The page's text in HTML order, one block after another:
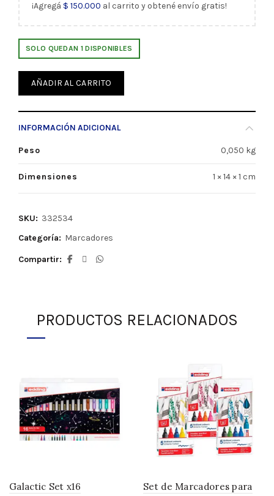
¡Agregá $ 150.000 al carrito y obtené envío gratis!
SOLO QUEDAN 1 DISPONIBLES
AÑADIR AL CARRITO
INFORMACIÓN ADICIONAL
Peso 0,050 kg
Dimensiones 1 × 14 × 1 cm
SKU: 332534
Categoría: Marcadores
Compartir
PRODUCTOS RELACIONADOS
Galactic Set x16
Set de Marcadores para